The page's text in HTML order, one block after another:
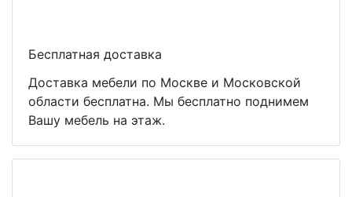
Бесплатная доставка
Доставка мебели по Москве и Московской
области бесплатна. Мы бесплатно поднимем
Вашу мебель на этаж.